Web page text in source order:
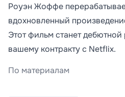
Роуэн Жоффе
вдохновленный
Этот фильм станет
вашему контракту с Netflix.
По материалам